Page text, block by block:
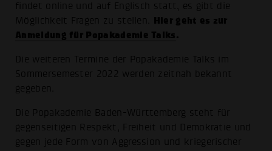
findet online und auf Englisch statt, es gibt die
Möglichkeit Fragen zu stellen. Hier geht es zur
Anmeldung für Popakademie Talks.
Die weiteren Termine der Popakademie Talks im
Sommersemester 2022 werden zeitnah bekannt
gegeben.
Die Popakademie Baden-Württemberg steht für
gegenseitigen Respekt, Freiheit und Demokratie und
gegen jede Form von Aggression und kriegerischer